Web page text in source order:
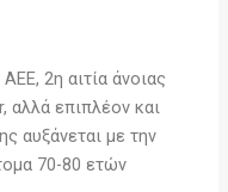
2η αιτία άνοιας
αλλά επιπλέον και
αυξάνεται με την
70-80 ετών